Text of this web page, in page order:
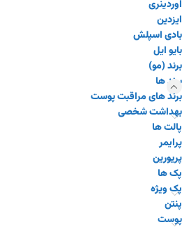
اوردینری
ایزدین
بادی اسپلش
بایو ایل
برند (مو)
برند ها
برند های مراقبت پوست
بهداشت شخصی
پالت ها
پرایمر
پریورین
پک ها
پک ویژه
پنتن
پوست